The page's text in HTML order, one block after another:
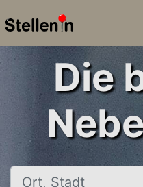
Die
Ort, Stadt